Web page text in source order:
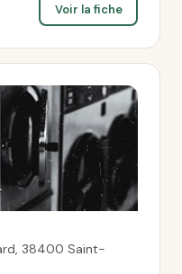
Voir la fiche
38400 Saint-